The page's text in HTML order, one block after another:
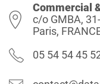
Commercial
c/o GMBA,
Paris,
05 54 54 45